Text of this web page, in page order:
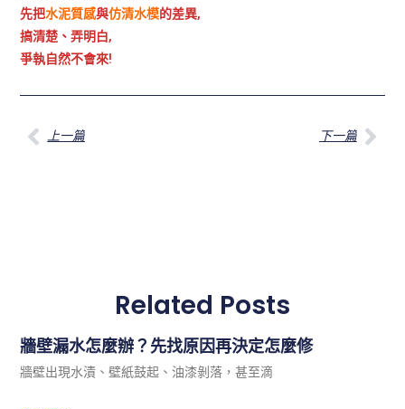
先把水泥質感與仿清水模的差異,
搞清楚、弄明白,
爭執自然不會來!
上一篇 下一篇
Related Posts
牆壁漏水怎麼辦？先找原因再決定怎麼修
牆壁出現水漬、壁紙鼓起、油漆剝落，甚至滴